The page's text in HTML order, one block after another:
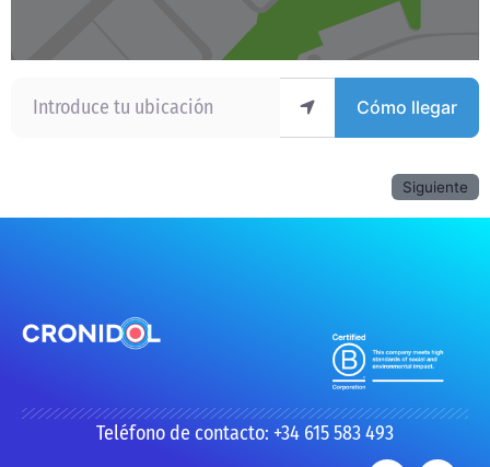
Cómo llegar
Siguiente
Teléfono de contacto: +34 615 583 493